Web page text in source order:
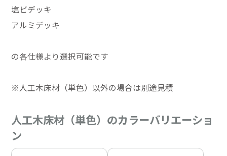
塩ビデッキ
アルミデッキ
の各仕様より選択可能です
※人工木床材（単色）以外の場合は別途見積
人工木床材（単色）のカラーバリエーショ
ン